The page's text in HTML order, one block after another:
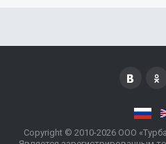
Copyright © 2010-2026 ООО